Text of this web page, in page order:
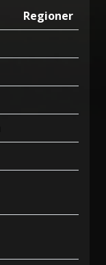
Regioner